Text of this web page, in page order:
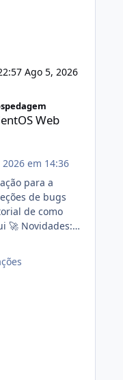
Ago 5, 2026
Web
em 14:36
de bugs
de sub.dominio